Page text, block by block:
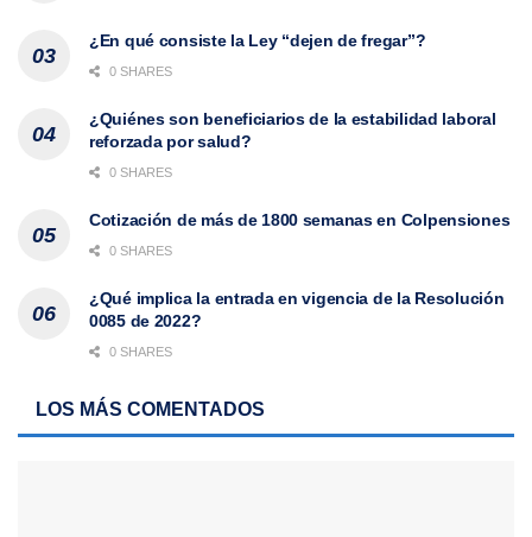
¿En qué consiste la Ley “dejen de fregar”?
0 SHARES
¿Quiénes son beneficiarios de la estabilidad laboral
reforzada por salud?
0 SHARES
Cotización de más de 1800 semanas en Colpensiones
0 SHARES
¿Qué implica la entrada en vigencia de la Resolución
0085 de 2022?
0 SHARES
LOS MÁS COMENTADOS